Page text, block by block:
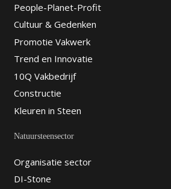
People-Planet-Profit
Cultuur & Gedenken
Promotie Vakwerk
Trend en Innovatie
10Q Vakbedrijf
Constructie
Kleuren in Steen
Natuursteensector
Organisatie sector
DI-Stone